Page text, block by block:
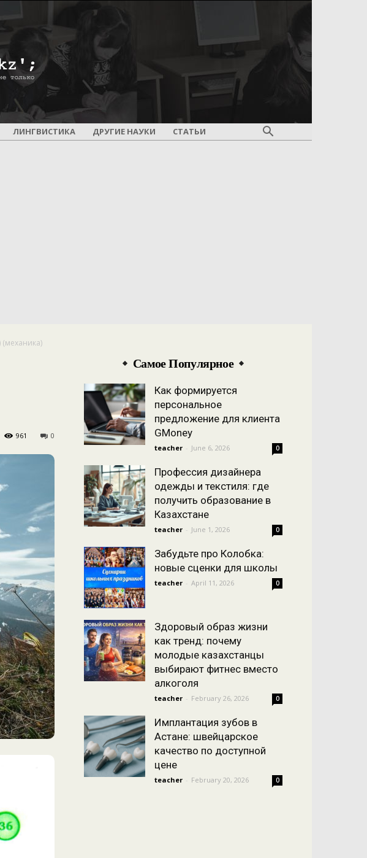
ЛИНГВИСТИКА ДРУГИЕ НАУКИ СТАТЬИ
0
961
Самое Популярное
Как формируется
персональное
предложение для клиента
GMoney
teacher - June 6, 2026 0
Профессия дизайнера
одежды и текстиля: где
получить образование в
Казахстане
teacher - June 1, 2026 0
Забудьте про Колобка:
новые сценки для школы
teacher - April 11, 2026 0
Здоровый образ жизни
как тренд: почему
молодые казахстанцы
выбирают фитнес вместо
алкоголя
teacher - February 26, 2026 0
Имплантация зубов в
Астане: швейцарское
качество по доступной
цене
teacher - February 20, 2026 0